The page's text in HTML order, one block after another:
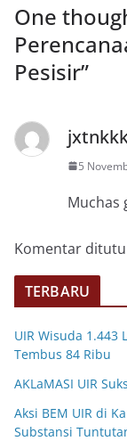
One
Pesisir”
5
Muchas
Komentar
TERBARU
UIR Wisuda 1.443
Tembus 84 Ribu
AKLaMASI UIR
Aksi BEM UIR di
Substansi